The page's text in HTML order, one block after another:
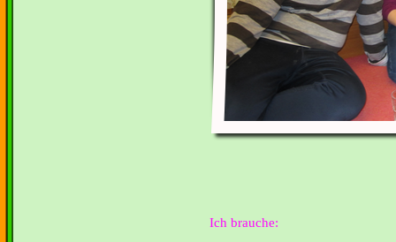
Ich brauche: